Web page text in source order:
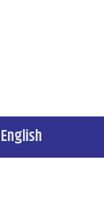
English